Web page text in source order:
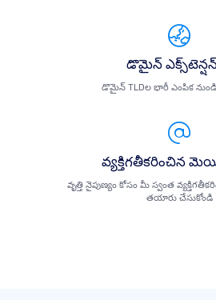
డొమైన్
డొమైన్ TLDల భారీ ఎంపిక
వ్యక్తిగతీకరించిన
వృత్తి నైపుణ్యం కోసం మీ స్వంత
తయారు చేసుకోండి